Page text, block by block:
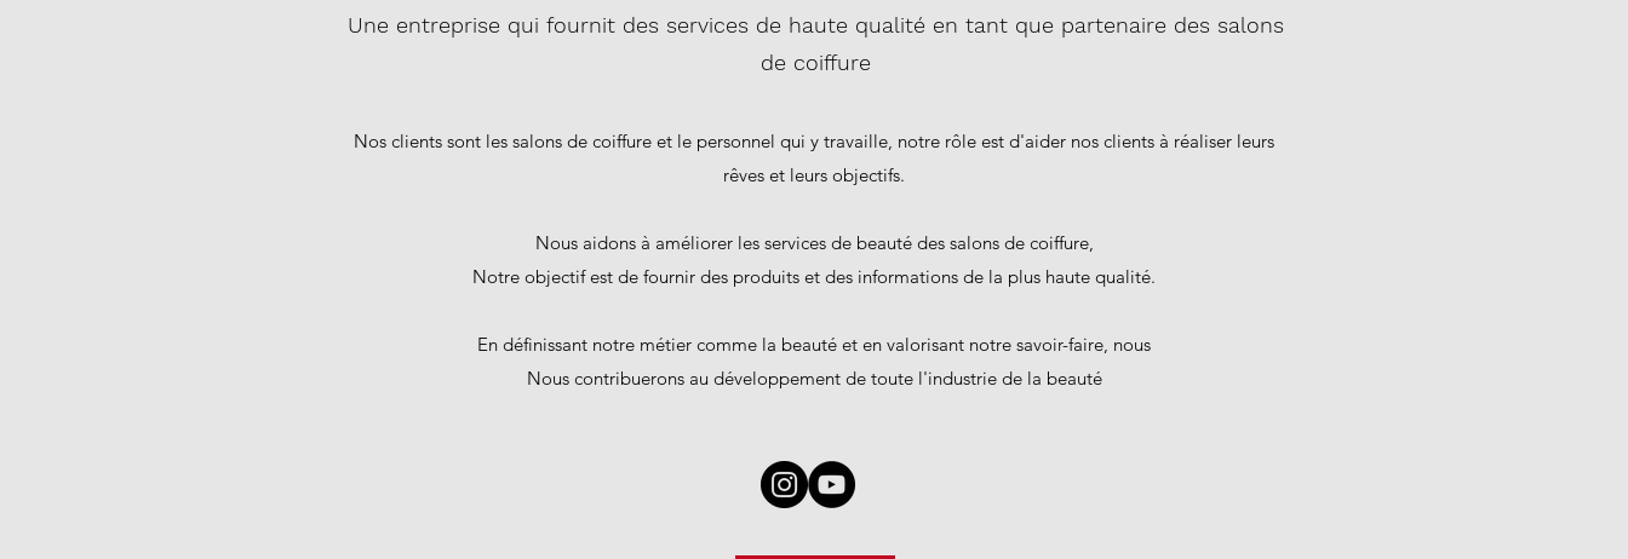
Une entreprise qui fournit des services de haute qualité en tant que partenaire des salons
de coiffure
Nos clients sont les salons de coiffure et le personnel qui y travaille, notre rôle est d'aider nos clients à réaliser leurs
rêves et leurs objectifs.
Nous aidons à améliorer les services de beauté des salons de coiffure,
Notre objectif est de fournir des produits et des informations de la plus haute qualité.
En définissant notre métier comme la beauté et en valorisant notre savoir-faire, nous
Nous contribuerons au développement de toute l'industrie de la beauté